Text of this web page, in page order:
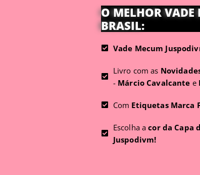
O MELHOR VADE
BRASIL:
Vade Mecum
Livro com as
- Márcio Cavalcante e
Com Etiquetas Marca
Escolha acor da Capa
Juspodivm!